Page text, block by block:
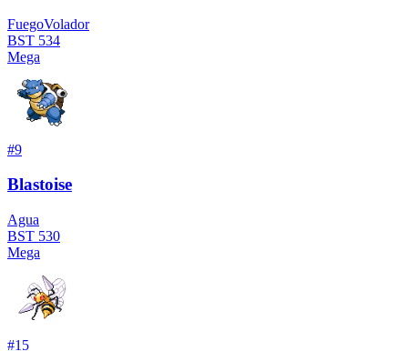
FuegoVolador
BST 534
Mega
#9
Blastoise
Agua
BST 530
Mega
#15